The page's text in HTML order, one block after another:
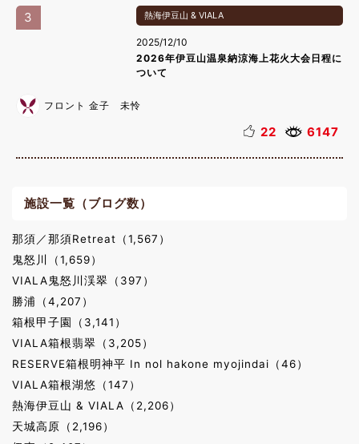
3 熱海伊豆山 & VIALA
2025/12/10
2026年伊豆山温泉納涼海上花火大会日程に
ついて
フロント 金子 未怜
22 6147
施設一覧（ブログ数）
那須／那須Retreat（1,567）
鬼怒川（1,659）
VIALA鬼怒川渓翠（397）
勝浦（4,207）
箱根甲子園（3,141）
VIALA箱根翡翠（3,205）
RESERVE箱根明神平 In nol hakone myojindai（46）
VIALA箱根湖悠（147）
熱海伊豆山 & VIALA（2,206）
天城高原（2,196）